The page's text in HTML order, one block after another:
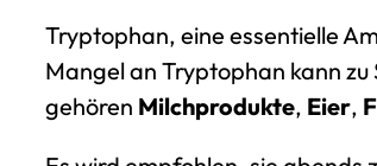
Tryptophan, eine essentielle
Mangel an Tryptophan kann
gehören Milchprodukte, Eier,